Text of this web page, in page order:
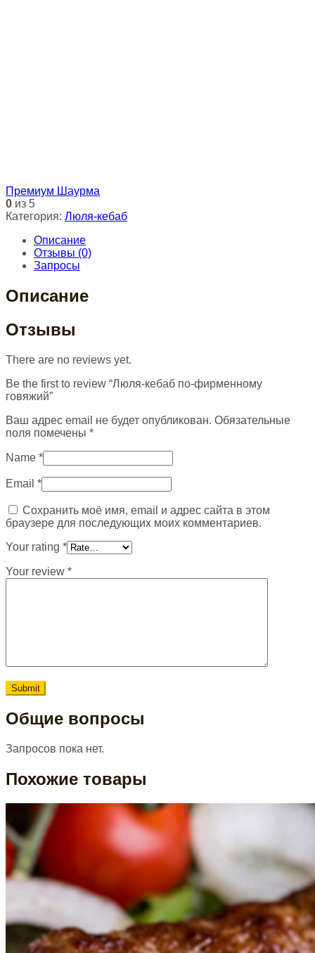
Премиум Шаурма
0 из 5
Категория: Люля-кебаб
Описание
Отзывы (0)
Запросы
Описание
Отзывы
There are no reviews yet.
Be the first to review “Люля-кебаб по-фирменному
говяжий”
Ваш адрес email не будет опубликован. Обязательные
поля помечены *
Name *
Email *
Сохранить моё имя, email и адрес сайта в этом
браузере для последующих моих комментариев.
Your rating *
Your review *
Общие вопросы
Запросов пока нет.
Похожие товары